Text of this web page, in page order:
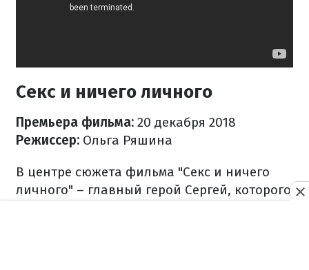
Секс и ничего личного
Премьера фильма: 20 декабря 2018
Режиссер: Ольга Ряшина
В центре сюжета фильма "Секс и ничего
личного" – главный герой Сергей, которого